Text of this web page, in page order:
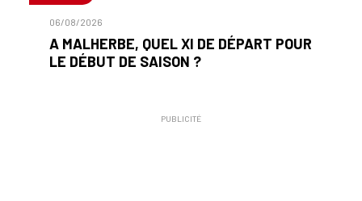
06/08/2026
A MALHERBE, QUEL XI DE DÉPART POUR
LE DÉBUT DE SAISON ?
PUBLICITÉ